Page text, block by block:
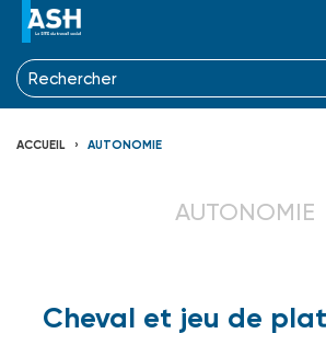
ACCUEIL AUTONOMIE
AUTONOMIE
Cheval et jeu de